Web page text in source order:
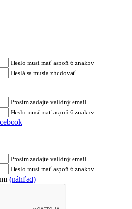
Heslo musí mať aspoň 6 znakov
Heslá sa musia zhodovať
Prosím zadajte validný email
Heslo musí mať aspoň 6 znakov
Prosím zadajte validný email
Heslo musí mať aspoň 6 znakov
(náhľad)